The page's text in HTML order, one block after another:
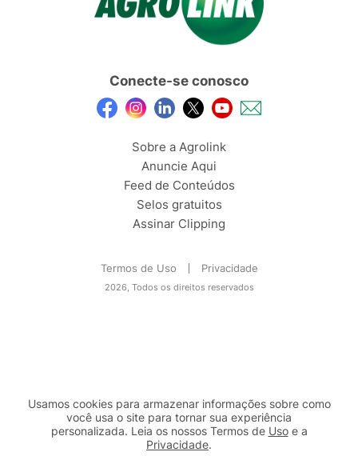
Conecte-se conosco
Sobre a Agrolink
Anuncie Aqui
Feed de Conteúdos
Selos gratuitos
Assinar Clipping
Termos de Uso Privacidade
2026, Todos os direitos reservados
Usamos cookies para armazenar informações sobre como
você usa o site para tornar sua experiência
personalizada. Leia os nossos Termos de Usoe a
Privacidade.